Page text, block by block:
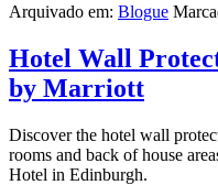
Arquivado em: Blogue
Hotel Wall
by Marriott
Discover the hotel wall
rooms and back of house
Hotel in Edinburgh.